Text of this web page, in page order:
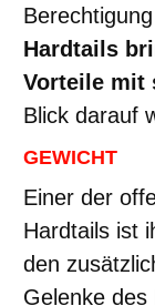
Hardtails
Vorteile mit
Blick darauf
GEWICHT
Einer der
Hardtails ist
den
Gelenke